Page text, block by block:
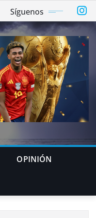
Síguenos
OPINIÓN